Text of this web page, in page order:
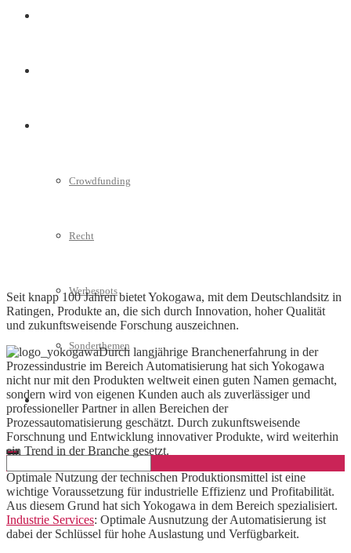
Crowdfunding
Recht
Werbespots
Sonderthemen
Geschäftskonto eröffnen
Seit knapp 100 Jahren bietet Yokogawa, mit dem Deutschlandsitz in
Ratingen, Produkte an, die sich durch Innovation, hoher Qualität
und zukunftsweisende Forschung auszeichnen.
Durch langjährige Branchenerfahrung in der
Prozessindustrie im Bereich Automatisierung hat sich Yokogawa
nicht nur mit den Produkten weltweit einen guten Namen gemacht,
sondern wird von eigenen Kunden auch als zuverlässiger und
professioneller Partner in allen Bereichen der
Prozessautomatisierung geschätzt. Durch zukunftsweisende
Forschnung und Entwicklung innovativer Produkte, wird weiterhin
ein Trend in der Branche gesetzt.
Optimale Nutzung der technischen Produktionsmittel ist eine
wichtige Voraussetzung für industrielle Effizienz und Profitabilität.
Aus diesem Grund hat sich Yokogawa in dem Bereich spezialisiert.
Industrie Services: Optimale Ausnutzung der Automatisierung ist
dabei der Schlüssel für hohe Auslastung und Verfügbarkeit.